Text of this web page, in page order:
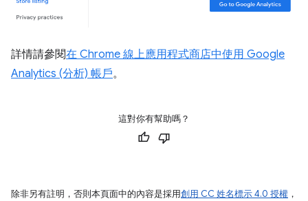
詳情請參閱在 Chrome 線上應用程式商店中使用 Google
Analytics (分析) 帳戶。
這對你有幫助嗎？
除非另有註明，否則本頁面中的內容是採用創用 CC 姓名標示 4.0 授權 ，